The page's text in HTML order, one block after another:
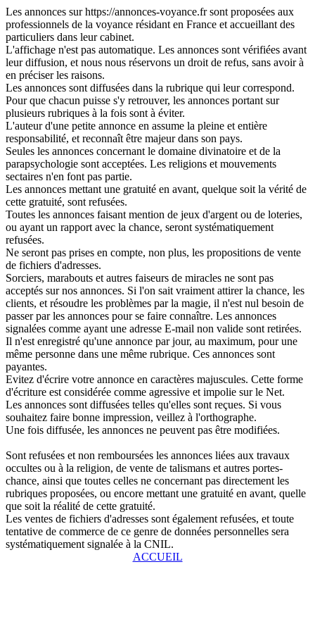
Les annonces sur https://annonces-voyance.fr sont proposées aux
professionnels de la voyance résidant en France et accueillant des
particuliers dans leur cabinet.
L'affichage n'est pas automatique. Les annonces sont vérifiées avant
leur diffusion, et nous nous réservons un droit de refus, sans avoir à
en préciser les raisons.
Les annonces sont diffusées dans la rubrique qui leur correspond.
Pour que chacun puisse s'y retrouver, les annonces portant sur
plusieurs rubriques à la fois sont à éviter.
L'auteur d'une petite annonce en assume la pleine et entière
responsabilité, et reconnaît être majeur dans son pays.
Seules les annonces concernant le domaine divinatoire et de la
parapsychologie sont acceptées. Les religions et mouvements
sectaires n'en font pas partie.
Les annonces mettant une gratuité en avant, quelque soit la vérité de
cette gratuité, sont refusées.
Toutes les annonces faisant mention de jeux d'argent ou de loteries,
ou ayant un rapport avec la chance, seront systématiquement
refusées.
Ne seront pas prises en compte, non plus, les propositions de vente
de fichiers d'adresses.
Sorciers, marabouts et autres faiseurs de miracles ne sont pas
acceptés sur nos annonces. Si l'on sait vraiment attirer la chance, les
clients, et résoudre les problèmes par la magie, il n'est nul besoin de
passer par les annonces pour se faire connaître. Les annonces
signalées comme ayant une adresse E-mail non valide sont retirées.
Il n'est enregistré qu'une annonce par jour, au maximum, pour une
même personne dans une même rubrique. Ces annonces sont
payantes.
Evitez d'écrire votre annonce en caractères majuscules. Cette forme
d'écriture est considérée comme agressive et impolie sur le Net.
Les annonces sont diffusées telles qu'elles sont reçues. Si vous
souhaitez faire bonne impression, veillez à l'orthographe.
Une fois diffusée, les annonces ne peuvent pas être modifiées.
Sont refusées et non remboursées les annonces liées aux travaux
occultes ou à la religion, de vente de talismans et autres portes-
chance, ainsi que toutes celles ne concernant pas directement les
rubriques proposées, ou encore mettant une gratuité en avant, quelle
que soit la réalité de cette gratuité.
Les ventes de fichiers d'adresses sont également refusées, et toute
tentative de commerce de ce genre de données personnelles sera
systématiquement signalée à la CNIL.
ACCUEIL